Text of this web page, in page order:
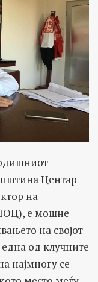
Центар
на
е мошне
на својот
од клучните
најмногу се